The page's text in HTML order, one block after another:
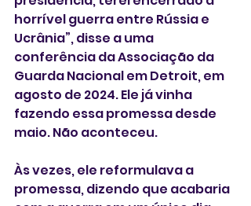
horrível guerra entre Rússia e
Ucrânia”, disse a uma
conferência da Associação da
Guarda Nacional em Detroit, em
agosto de 2024. Ele já vinha
fazendo essa promessa desde
maio. Não aconteceu.
Às vezes, ele reformulava a
promessa, dizendo que acabaria